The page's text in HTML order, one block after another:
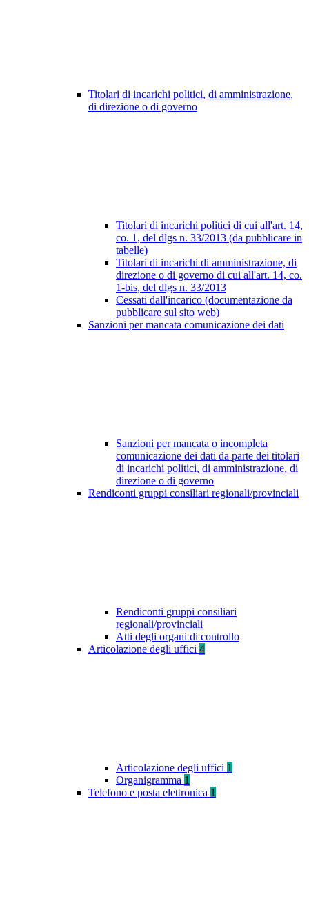
Titolari di incarichi politici, di amministrazione,
di direzione o di governo
Titolari di incarichi politici di cui all'art. 14,
co. 1, del dlgs n. 33/2013 (da pubblicare in
tabelle)
Titolari di incarichi di amministrazione, di
direzione o di governo di cui all'art. 14, co.
1-bis, del dlgs n. 33/2013
Cessati dall'incarico (documentazione da
pubblicare sul sito web)
Sanzioni per mancata comunicazione dei dati
Sanzioni per mancata o incompleta
comunicazione dei dati da parte dei titolari
di incarichi politici, di amministrazione, di
direzione o di governo
Rendiconti gruppi consiliari regionali/provinciali
Rendiconti gruppi consiliari
regionali/provinciali
Atti degli organi di controllo
Articolazione degli uffici 4
Articolazione degli uffici 1
Organigramma 1
Telefono e posta elettronica 1